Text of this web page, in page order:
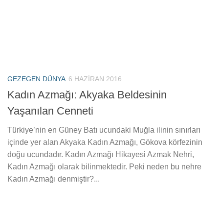
GEZEGEN DÜNYA 6 HAZIRAN 2016
Kadın Azmağı: Akyaka Beldesinin
Yaşanılan Cenneti
Türkiye’nin en Güney Batı ucundaki Muğla ilinin sınırları
içinde yer alan Akyaka Kadın Azmağı, Gökova körfezinin
doğu ucundadır. Kadın Azmağı Hikayesi Azmak Nehri,
Kadın Azmağı olarak bilinmektedir. Peki neden bu nehre
Kadın Azmağı denmiştir?...